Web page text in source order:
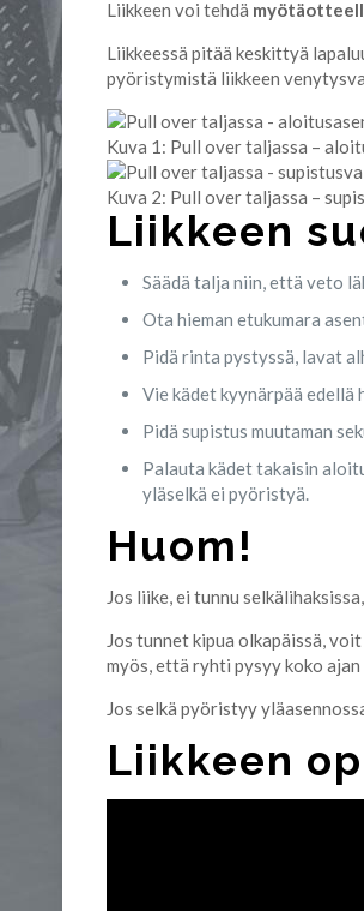
Liikkeen voi tehdä
Liikkeessä pitää keskittyä
pyöristymistä liikkeen
Kuva 1: Pull over taljassa –
Kuva 2: Pull over taljassa –
Liikkeen
Säädä talja niin, että veto
Ota hieman etukumara
Pidä rinta pystyssä, lavat
Vie kädet kyynärpää edellä
Pidä supistus muutaman
Palauta kädet takaisin
yläselkä ei pyöristyä.
Huom!
Jos liike, ei tunnu
Jos tunnet kipua olkapäissä,
myös, että ryhti pysyy koko
Jos selkä pyöristyy
Liikkeen